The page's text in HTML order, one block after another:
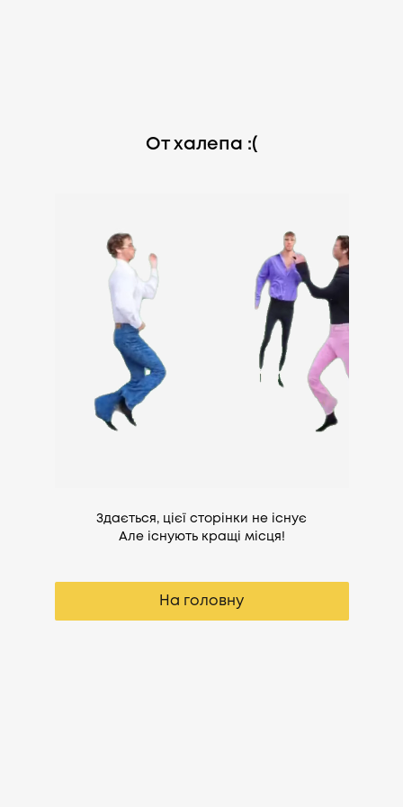
От халепа :(
Здається, цієї сторінки не існує
Але існують кращі місця!
На головну